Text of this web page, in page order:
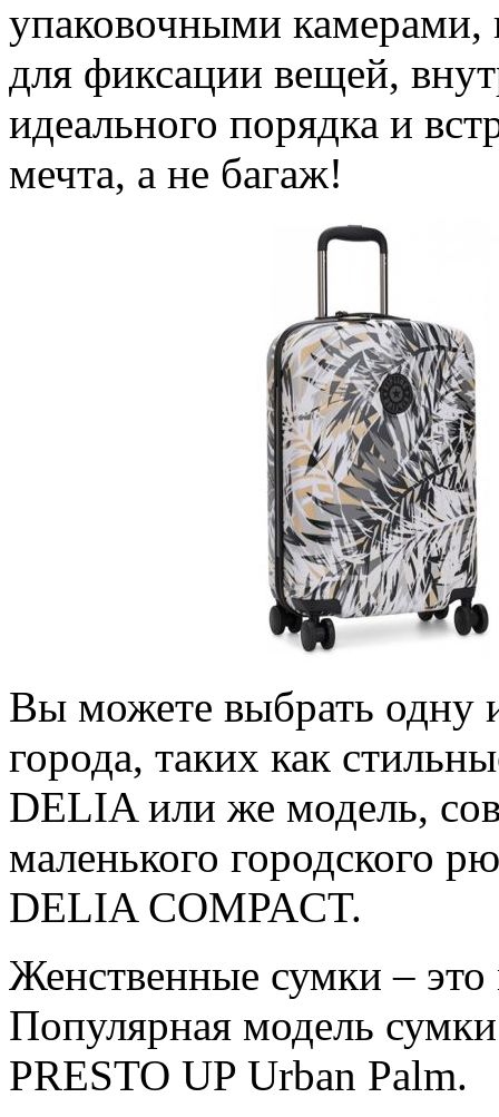
упаковочными
для фиксации вещей,
идеального порядка и
мечта, а не багаж!
Вы можете выбрать одну
города, таких как
DELIA или же модель,
маленького городского
DELIA COMPACT.
Женственные сумки –
Популярная модель
PRESTO UP Urban Palm.